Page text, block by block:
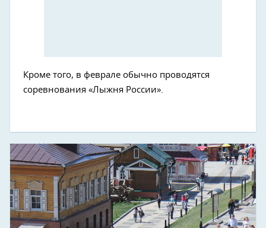
Кроме того, в феврале обычно проводятся
соревнования «Лыжня России».